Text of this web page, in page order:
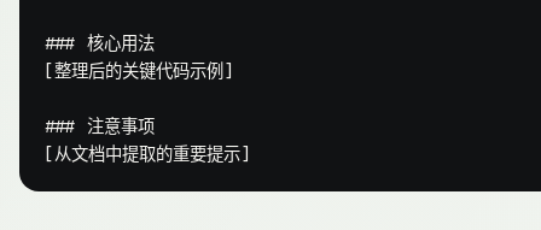
### 核心用法
[整理后的关键代码示例]
### 注意事项